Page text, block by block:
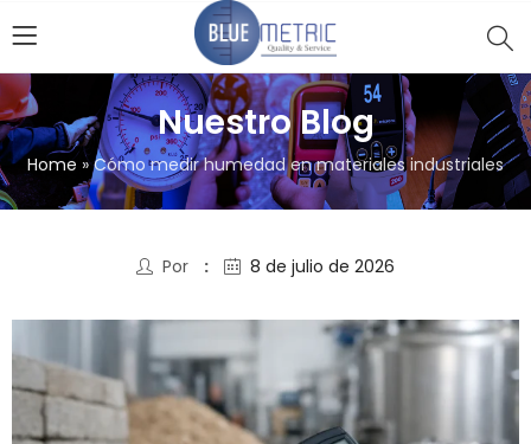
Nuestro Blog
Home »Cómo medir humedad en materiales industriales
Por 8 de julio de 2026